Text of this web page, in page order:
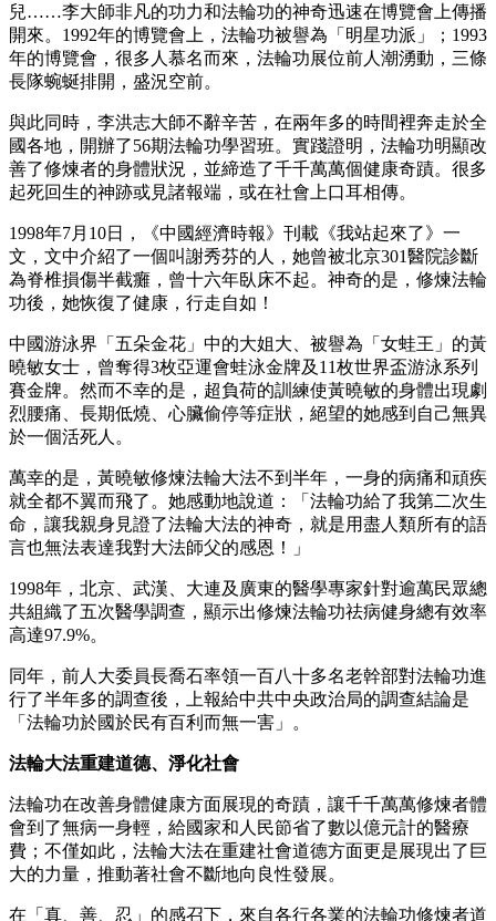
兒……李大師非凡的功力和法輪功的神奇迅速在博覽會上傳播
開來。1992年的博覽會上，法輪功被譽為「明星功派」；1993
年的博覽會，很多人慕名而來，法輪功展位前人潮湧動，三條
長隊蜿蜒排開，盛況空前。
與此同時，李洪志大師不辭辛苦，在兩年多的時間裡奔走於全
國各地，開辦了56期法輪功學習班。實踐證明，法輪功明顯改
善了修煉者的身體狀況，並締造了千千萬萬個健康奇蹟。很多
起死回生的神跡或見諸報端，或在社會上口耳相傳。
1998年7月10日，《中國經濟時報》刊載《我站起來了》一
文，文中介紹了一個叫謝秀芬的人，她曾被北京301醫院診斷
為脊椎損傷半截癱，曾十六年臥床不起。神奇的是，修煉法輪
功後，她恢復了健康，行走自如！
中國游泳界「五朵金花」中的大姐大、被譽為「女蛙王」的黃
曉敏女士，曾奪得3枚亞運會蛙泳金牌及11枚世界盃游泳系列
賽金牌。然而不幸的是，超負荷的訓練使黃曉敏的身體出現劇
烈腰痛、長期低燒、心臟偷停等症狀，絕望的她感到自己無異
於一個活死人。
萬幸的是，黃曉敏修煉法輪大法不到半年，一身的病痛和頑疾
就全都不翼而飛了。她感動地說道：「法輪功給了我第二次生
命，讓我親身見證了法輪大法的神奇，就是用盡人類所有的語
言也無法表達我對大法師父的感恩！」
1998年，北京、武漢、大連及廣東的醫學專家針對逾萬民眾總
共組織了五次醫學調查，顯示出修煉法輪功祛病健身總有效率
高達97.9%。
同年，前人大委員長喬石率領一百八十多名老幹部對法輪功進
行了半年多的調查後，上報給中共中央政治局的調查結論是
「法輪功於國於民有百利而無一害」。
法輪大法重建道德、淨化社會
法輪功在改善身體健康方面展現的奇蹟，讓千千萬萬修煉者體
會到了無病一身輕，給國家和人民節省了數以億元計的醫療
費；不僅如此，法輪大法在重建社會道德方面更是展現出了巨
大的力量，推動著社會不斷地向良性發展。
在「真、善、忍」的感召下，來自各行各業的法輪功修煉者道